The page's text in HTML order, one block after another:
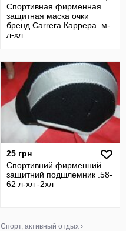
Спортивная фирменная
защитная маска очки
бренд Carrera Каррера .м-
л-хл
25 грн
Спортивний фирменний
защитний подшлемник .58-
62 л-хл -2хл
Спорт, активный отдых ›